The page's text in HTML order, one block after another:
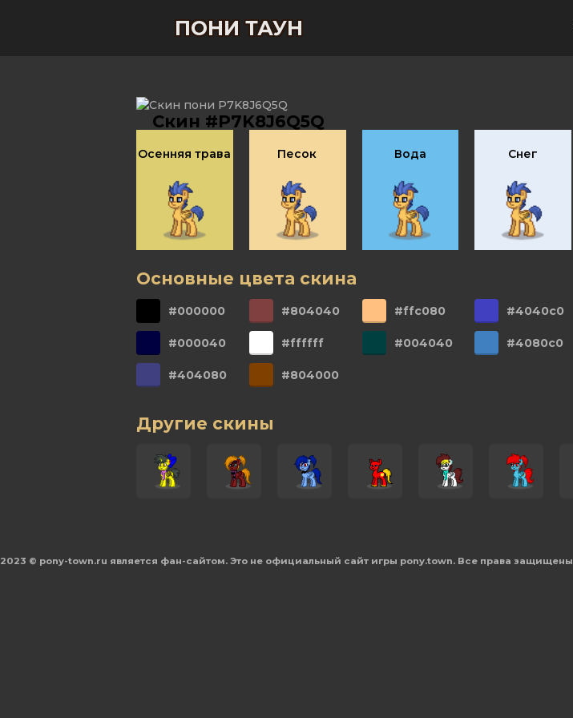
ПОНИ ТАУН
Скин #P7K8J6Q5Q
Осенняя трава Песок Вода Снег
Основные цвета скина
#000000 #804040 #ffc080 #4040c0
#000040 #ffffff #004040 #4080c0
#404080 #804000
Другие скины
2023 © pony-town.ru является фан-сайтом. Это не официальный сайт игры pony.town. Все права защищены